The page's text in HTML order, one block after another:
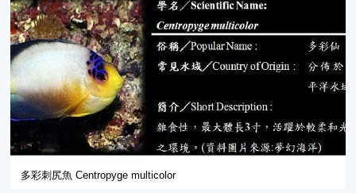
多彩刺尻魚 Centropyge multicolor